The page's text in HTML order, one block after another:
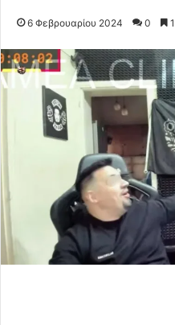
6 Φεβρουαρίου 2024 0